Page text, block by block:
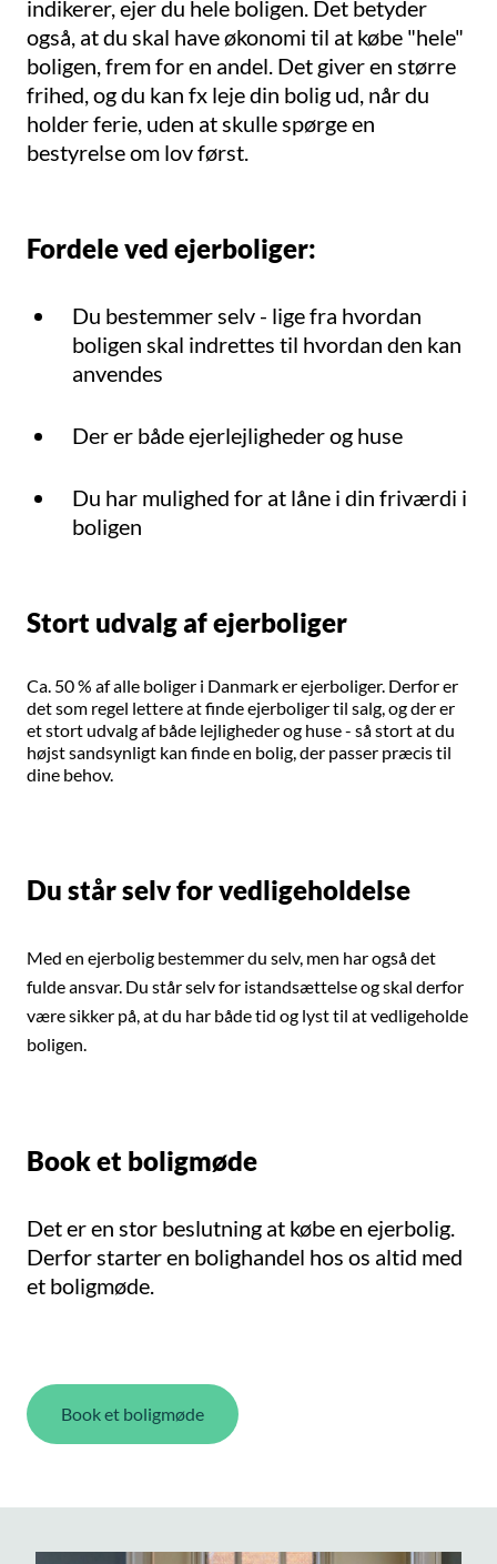
indikerer, ejer du hele boligen. Det betyder
også, at du skal have økonomi til at købe "hele"
boligen, frem for en andel. Det giver en større
frihed, og du kan fx leje din bolig ud, når du
holder ferie, uden at skulle spørge en
bestyrelse om lov først.
Fordele ved ejerboliger:
Du bestemmer selv - lige fra hvordan
boligen skal indrettes til hvordan den kan
anvendes
Der er både ejerlejligheder og huse
Du har mulighed for at låne i din friværdi i
boligen
Stort udvalg af ejerboliger
Ca. 50 % af alle boliger i Danmark er ejerboliger. Derfor er
detsom regel lettere at finde ejerboliger til salg, og der er
et stort udvalg af både lejligheder og huse - så stort at du
højst sandsynligt kan finde en bolig, der passer præcis til
dine behov.
Du står selv for vedligeholdelse
Med en ejerbolig bestemmer du selv, men har også det
fulde ansvar. Du står selv for istandsættelse og skal derfor
være sikker på, at du har både tid og lyst til at vedligeholde
boligen.
Book et boligmøde
Det er en stor beslutning at købe en ejerbolig.
Derfor starter en bolighandel hos os altid med
et boligmøde.
Book et boligmøde